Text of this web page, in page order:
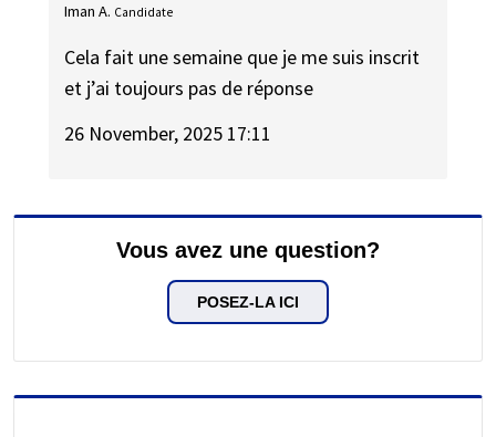
Iman A. Candidate
Cela fait une semaine que je me suis inscrit
et j’ai toujours pas de réponse
26 November, 2025 17:11
Vous avez une question?
POSEZ-LA ICI